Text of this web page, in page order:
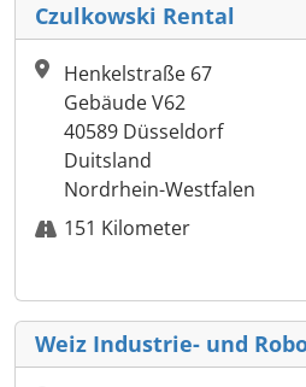
Czulkowski Rental
Henkelstraße 67
Gebäude V62
40589 Düsseldorf
Duitsland
Nordrhein-Westfalen
151 Kilometer
Weiz Industrie- und